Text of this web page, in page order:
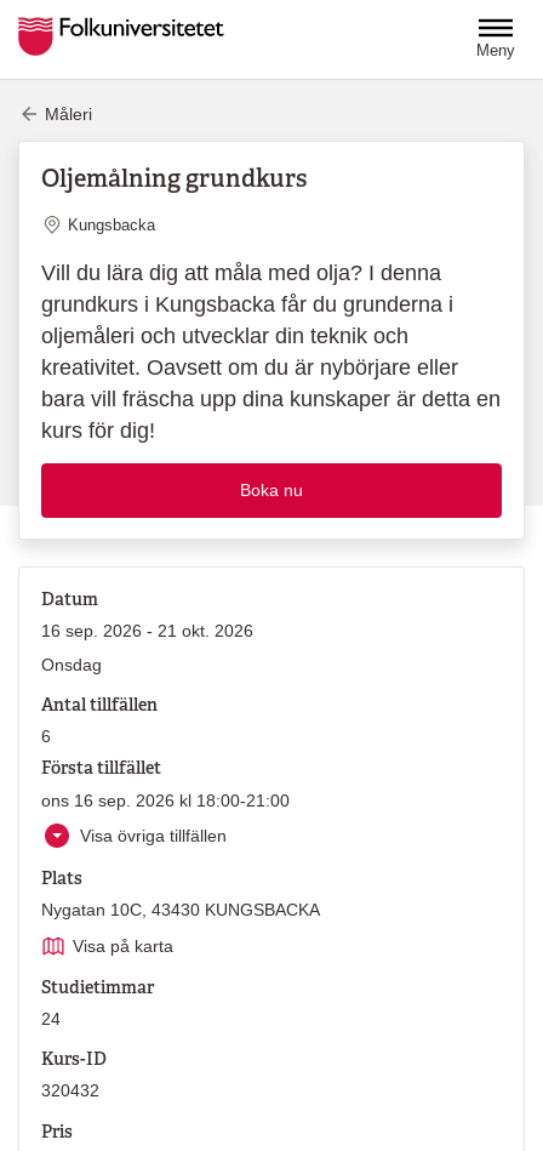
Meny
Måleri
Oljemålning grundkurs
Plats
Kungsbacka
Vill du lära dig att måla med olja? I denna
grundkurs i Kungsbacka får du grunderna i
oljemåleri och utvecklar din teknik och
kreativitet. Oavsett om du är nybörjare eller
bara vill fräscha upp dina kunskaper är detta en
kurs för dig!
Boka nu
Datum
16 sep. 2026 - 21 okt. 2026
Onsdag
Antal tillfällen
6
Första tillfället
ons 16 sep. 2026 kl 18:00-21:00
Visa övriga tillfällen
Plats
Nygatan 10C, 43430 KUNGSBACKA
Visa på karta
Studietimmar
24
Kurs-ID
320432
Pris